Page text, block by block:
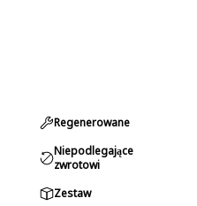
Regenerowane
Niepodlegające
zwrotowi
Zestaw